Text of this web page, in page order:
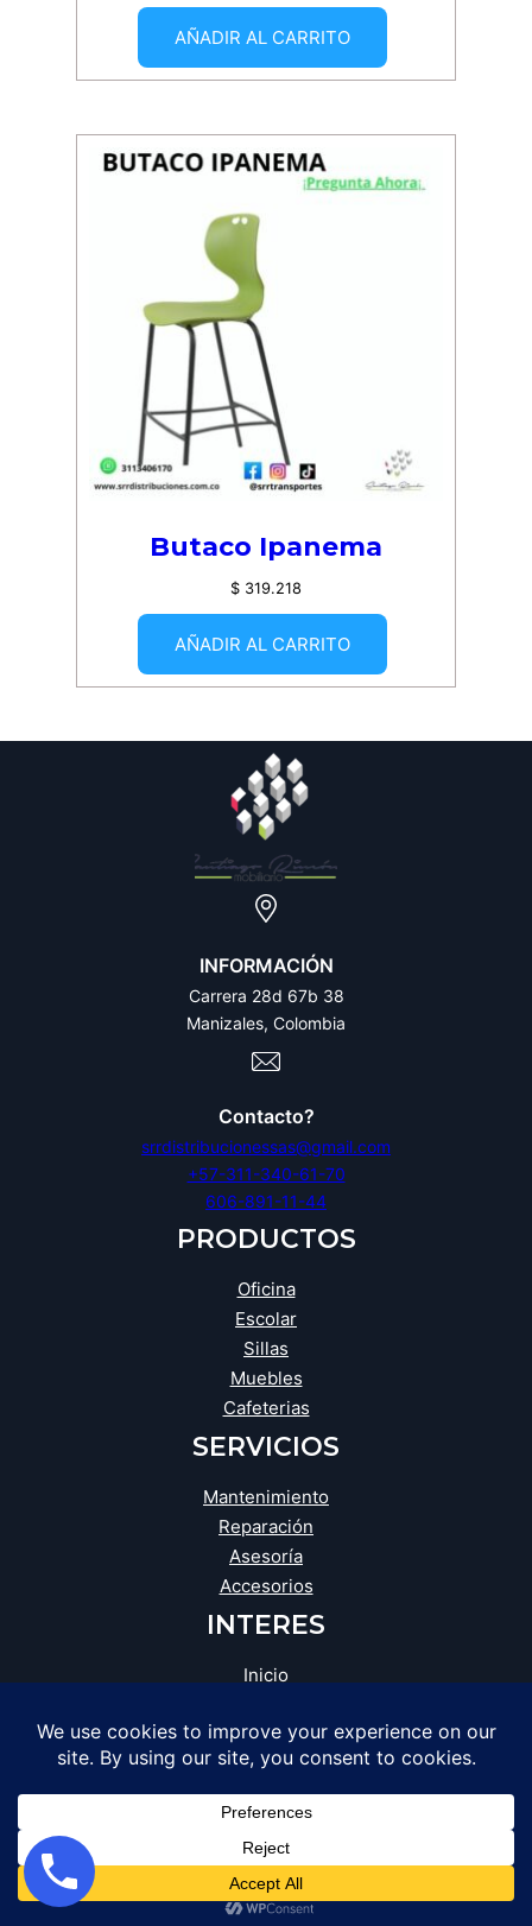
AÑADIR AL CARRITO
Butaco Ipanema
$ 319.218
AÑADIR AL CARRITO
INFORMACIÓN
Carrera 28d 67b 38
Manizales, Colombia
Contacto?
srrdistribucionessas@gmail.com
+57-311-340-61-70
606-891-11-44
PRODUCTOS
Oficina
Escolar
Sillas
Muebles
Cafeterias
SERVICIOS
Mantenimiento
Reparación
Asesoría
Accesorios
INTERES
Inicio
Tienda
Opiniones
Catálogo
Facebook
Instagram
WhatsApp
Google
SRR DISTRIBUCIONES . Todos los derechos
reservados CreadoCyberdevfc